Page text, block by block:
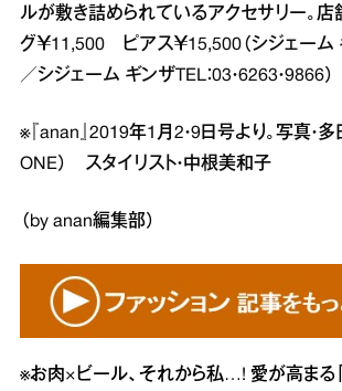
ルが敷き詰められているアクセサリー。店
グ￥11,500 ピアス￥15,500（シジェーム
／シジェーム ギンザTEL：03・6263・9866）
※『anan』2019年1月2・9日号より。写真・
ONE） スタイリスト・中根美和子
（by anan編集部）
※お肉×ビール、それから私…! 愛が高まる